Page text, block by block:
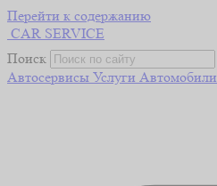
Перейти к содержанию
CAR SERVICE
Поиск
Автосервисы Услуги Автомобили